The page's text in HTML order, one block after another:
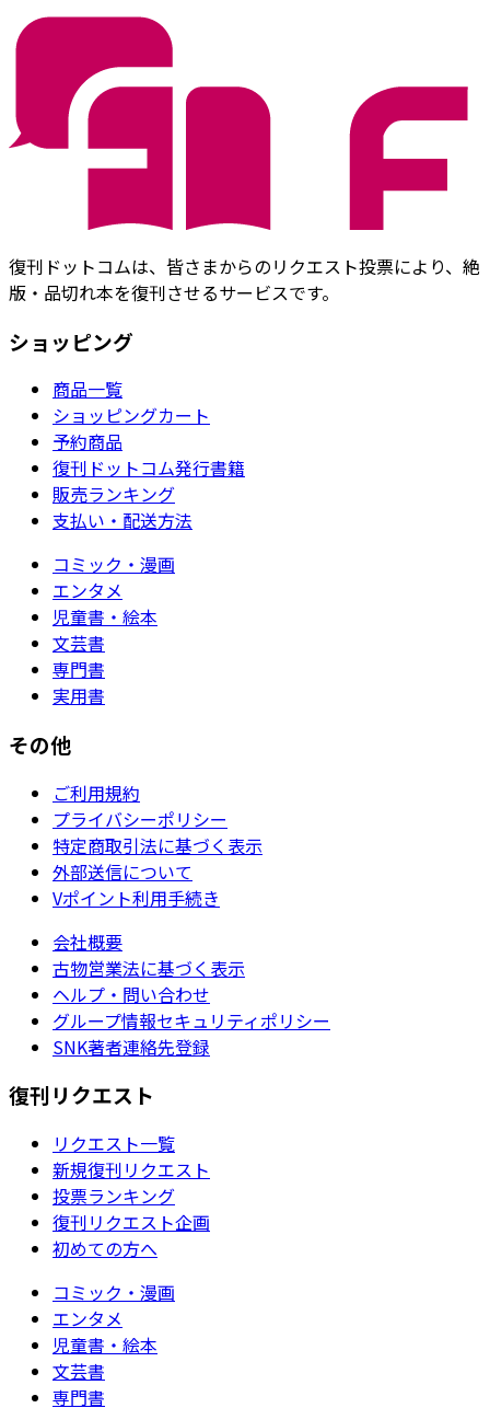
復刊ドットコムは、皆さまからのリクエスト投票により、絶
版・品切れ本を復刊させるサービスです。
ショッピング
商品一覧
ショッピングカート
予約商品
復刊ドットコム発行書籍
販売ランキング
支払い・配送方法
コミック・漫画
エンタメ
児童書・絵本
文芸書
専門書
実用書
その他
ご利用規約
プライバシーポリシー
特定商取引法に基づく表示
外部送信について
Vポイント利用手続き
会社概要
古物営業法に基づく表示
ヘルプ・問い合わせ
グループ情報セキュリティポリシー
SNK著者連絡先登録
復刊リクエスト
リクエスト一覧
新規復刊リクエスト
投票ランキング
復刊リクエスト企画
初めての方へ
コミック・漫画
エンタメ
児童書・絵本
文芸書
専門書